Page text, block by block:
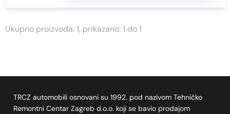
Ukupno proizvoda: 1, prikazano: 1 do 1
TRCZ automobili osnovani su 1992. pod nazivom Tehničko
Remontni Centar Zagreb d.o.o. koji se bavio prodajom